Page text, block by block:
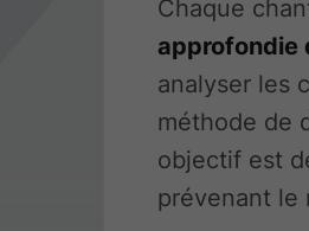
Chaque
approfondie
analyser les
méthode de
objectif est
prévenant le